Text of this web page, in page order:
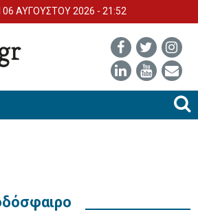
ΑΥΓΟΥΣΤΟΥ 2026 - 21:52